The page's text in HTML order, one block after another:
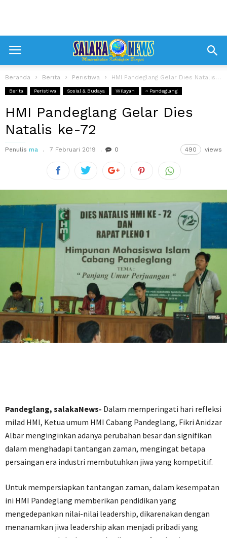
Beranda Berita Peristiwa HMI Pandeglang Gelar Dies Natalis ke-72
Berita Peristiwa Sosial & Budaya Wilayah ~ Pandeglang
HMI Pandeglang Gelar Dies
Natalis ke-72
Penulis ma 7 Februari 2019 0 490 views
Pandeglang, salakaNews- Dalam memperingati hari refleksi
milad HMI, Ketua umum HMI Cabang Pandeglang, Fikri Anidzar
Albar menginginkan adanya perubahan besar dan signifikan
dalam menghadapi tantangan zaman, mengingat betapa
persaingan era industri membutuhkan jiwa yang kompetitif.
Untuk mempersiapkan tantangan zaman, dalam kesempatan
ini HMI Pandeglang memberikan pendidikan yang
mengedepankan nilai-nilai leadership, dikarenakan dengan
menanamkan jiwa leadership akan menjadi pribadi yang